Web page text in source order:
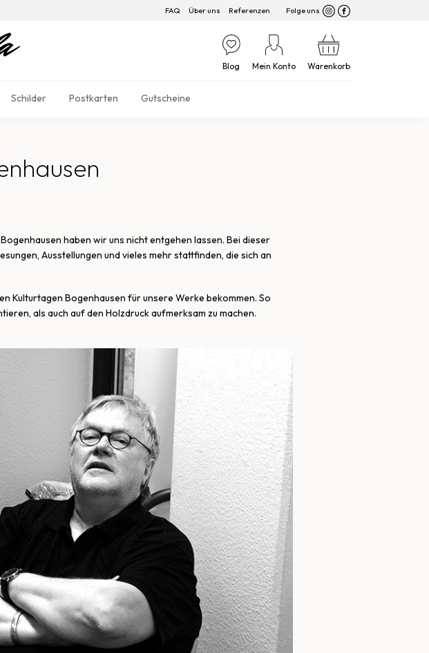
FAQ Über uns Referenzen Folge uns
Blog Mein Konto Warenkorb
Schilder Postkarten Gutscheine
haben wir uns nicht entgehen lassen. Bei dieser
Ausstellungen und vieles mehr stattfinden, die sich an
Kulturtagen Bogenhausen für unsere Werke bekommen. So
als auch auf den Holzdruck aufmerksam zu machen.